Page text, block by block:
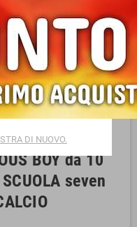
BOY da 10
seven
DI NUOVO.